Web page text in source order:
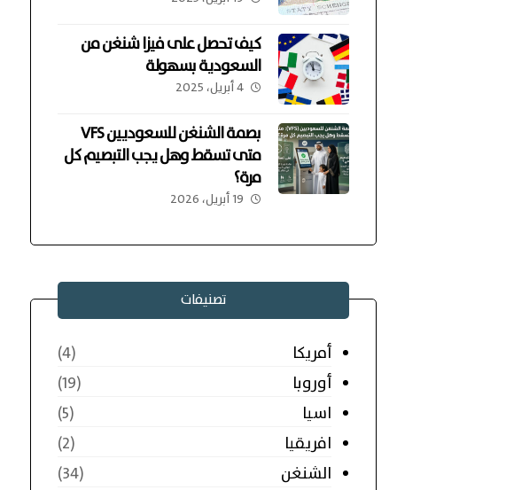
كيف تحصل على فيزا شنغن من
السعودية بسهولة
4 أبريل، 2025
بصمة الشنغن للسعوديين VFS
متى تسقط وهل يجب التبصيم كل
مرة؟
19 أبريل، 2026
تصنيفات
أمريكا
(4)
أوروبا
(19)
اسيا
(5)
افريقيا
(2)
الشنغن
(34)